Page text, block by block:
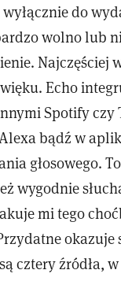
do
wolno lub
Najczęściej
Echo
Spotify
bądź w
głosowego.
wygodnie
mi tego
okazuje
cztery źródła,